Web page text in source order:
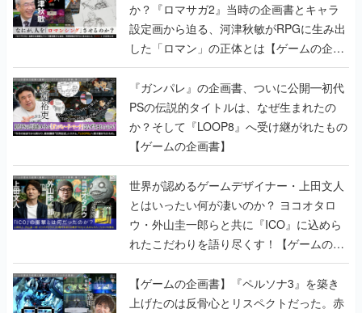
か？『ロマサガ2』当時の企画書とキャラ
設定画から迫る、河津秋敏がRPGに生み出
した「ロマン」の正体とは【ゲームの企画
書】
『ガンパレ』の企画書、ついに公開━初代
PSの伝説的タイトルは、なぜ生まれたの
か？そして『LOOP8』へ受け継がれたもの
【ゲームの企画書】
世界が認めるゲームデザイナー・上田文人
とはいったい何が凄いのか？ ヨコオタロ
ウ・外山圭一郎らと共に『ICO』に込めら
れたこだわりを語り尽くす！【ゲームの企
画書】
【ゲームの企画書】『ペルソナ3』を築き
上げたのは反骨心とリスペクトだった。赤